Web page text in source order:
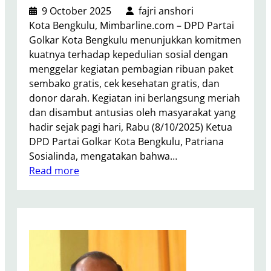
m
a
T
u
s
i
a
T
a
n
g
k
u
u
G
e
a
r
A
k
K
m
9 October 2025
fajri anshori
Kota Bengkulu, Mimbarline.com – DPD Partai
Golkar Kota Bengkulu menunjukkan komitmen
kuatnya terhadap kepedulian sosial dengan
menggelar kegiatan pembagian ribuan paket
sembako gratis, cek kesehatan gratis, dan
donor darah. Kegiatan ini berlangsung meriah
dan disambut antusias oleh masyarakat yang
hadir sejak pagi hari, Rabu (8/10/2025) Ketua
DPD Partai Golkar Kota Bengkulu, Patriana
Sosialinda, mengatakan bahwa…
Read more:
k
r